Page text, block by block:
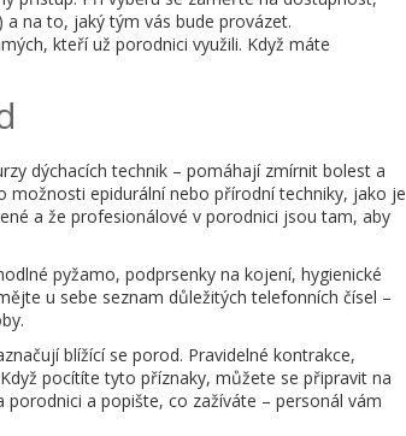
na to, jaký tým vás bude provázet.
kteří už porodnici využili. Když máte
dýchacích technik – pomáhají zmírnit bolest a
epidurální nebo přírodní techniky, jako je
a že profesionálové v porodnici jsou tam, aby
pyžamo, podprsenky na kojení, hygienické
u sebe seznam důležitých telefonních čísel –
blížící se porod. Pravidelné kontrakce,
pocítíte tyto příznaky, můžete se připravit na
a popište, co zažíváte – personál vám